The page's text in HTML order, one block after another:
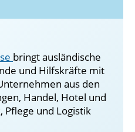
bringt ausländische
und Hilfskräfte mit
aus den
Handel, Hotel und
Pflege und Logistik